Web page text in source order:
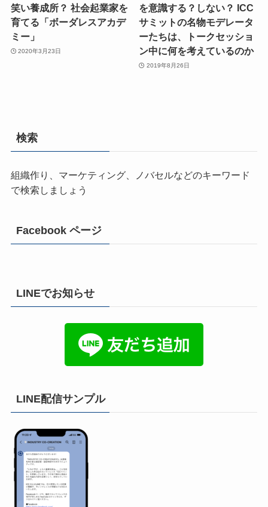
笑い養成所？ 社会起業家を
育てる「ボーダレスアカデ
ミー」
2020年3月23日
を意識する？しない？ ICC
サミットの名物モデレータ
ーたちは、トークセッショ
ン中に何を考えているのか
2019年8月26日
検索
組織作り、マーケティング、ノバセルなどのキーワード
で検索しましょう
Facebook ページ
LINEでお知らせ
LINE配信サンプル